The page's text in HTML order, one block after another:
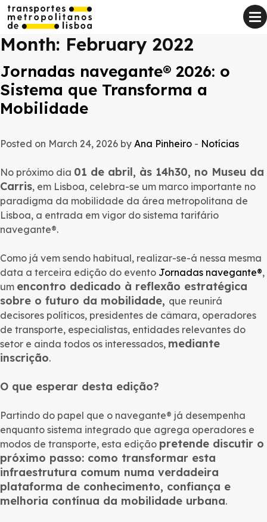
Month: February 2022
Jornadas navegante® 2026: o
Sistema que Transforma a
Mobilidade
Posted on March 24, 2026 by Ana Pinheiro - Notícias
No próximo dia 01 de abril, às 14h30, no Museu da
Carris, em Lisboa, celebra-se um marco importante no
paradigma da mobilidade da área metropolitana de
Lisboa, a entrada em vigor do sistema tarifário
navegante®.
Como já vem sendo habitual, realizar-se-á nessa mesma
data a terceira edição do evento Jornadas navegante®,
um encontro dedicado à reflexão estratégica
sobre o futuro da mobilidade, que reunirá
decisores políticos, presidentes de câmara, operadores
de transporte, especialistas, entidades relevantes do
setor e ainda todos os interessados, mediante
inscrição.
O que esperar desta edição?
Partindo do papel que o navegante® já desempenha
enquanto sistema integrado que agrega operadores e
modos de transporte, esta edição pretende discutir o
próximo passo: como transformar esta
infraestrutura comum numa verdadeira
plataforma de conhecimento, confiança e
melhoria contínua da mobilidade urbana.